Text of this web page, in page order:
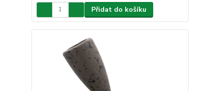
Přidat do košíku